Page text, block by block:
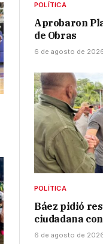
POLÍTICA
Aprobaron
de Obras
6 de agosto de
POLÍTICA
Báez pidió
ciudadana
6 de agosto de